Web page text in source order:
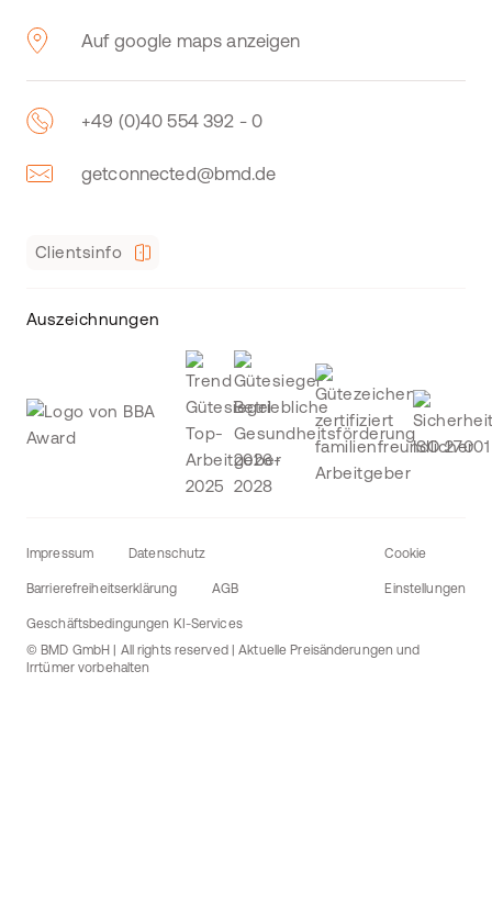
Auf google maps anzeigen
+49 (0)40 554 392 - 0
getconnected@bmd.de
Clientsinfo
Auszeichnungen
Impressum Datenschutz
Barrierefreiheitserklärung AGB
Geschäftsbedingungen KI-Services
Cookie
Einstellungen
© BMD GmbH | All rights reserved | Aktuelle Preisänderungen und
Irrtümer vorbehalten